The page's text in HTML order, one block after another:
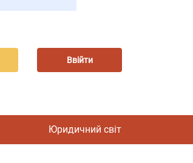
Ввійти
Юридичний світ